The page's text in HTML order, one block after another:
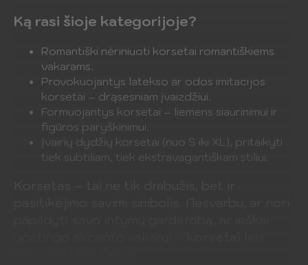
Ką rasi šioje kategorijoje?
Romantiški nėriniuoti korsetai romantiškiems
vakarams.
Provokuojantys latekso ar odos imitacijos
korsetai – drąsesniam įvaizdžiui.
Formuojantys korsetai – liemens siaurinimui ir
figūros paryškinimui.
Įvairių dydžių korsetai (nuo S iki XL), pritaikyti
tiek subtiliam, tiek ekstravagantiškam stiliui.